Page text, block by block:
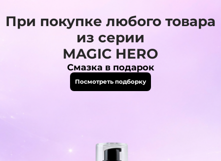
При покупке любого товара
из серии
MAGIC HERO
Смазка в подарок
Посмотреть подборку